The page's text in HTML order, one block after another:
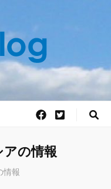
国語
院の
グ
情報をお届けします。
アの情報
情報